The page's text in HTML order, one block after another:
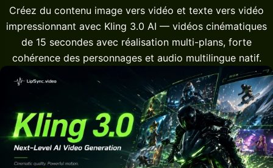
Créez du contenu image vers vidéo et texte vers vidéo
impressionnant avec Kling 3.0 AI — vidéos cinématiques
de 15 secondes avec réalisation multi-plans, forte
cohérence des personnages et audio multilingue natif.